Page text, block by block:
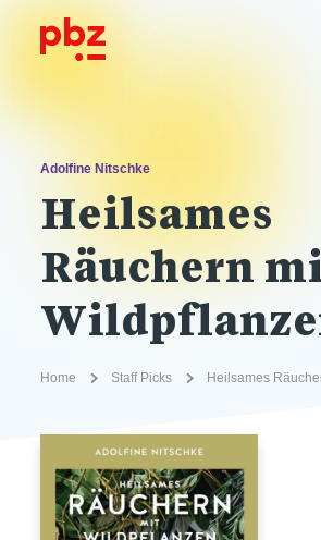
Adolfine Nitschke
Heilsames
Räuchern
Home Staff Picks Heilsames